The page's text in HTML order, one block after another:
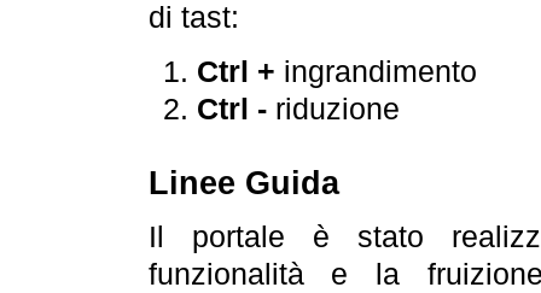
di tast:
Ctrl + ingrandimento
Ctrl -riduzione
Linee Guida
Il portale è stato
funzionalità e la